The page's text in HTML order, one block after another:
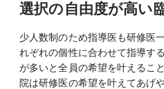
選択の自由度が高い
少人数制のため指導医も研修医
れぞれの個性に合わせて指導す
が多いと全員の希望を叶えるこ
院は研修医の希望を叶えてあげ